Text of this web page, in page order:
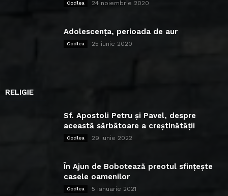
Codlea 24 noiembrie 2020
Adolescența, perioada de aur
Codlea 25 iunie 2020
RELIGIE
Sf. Apostoli Petru și Pavel, despre
această sărbătoare a creștinătății
Codlea 29 iunie 2022
În Ajun de Bobotează preotul sfințește
casele oamenilor
Codlea 5 ianuarie 2021